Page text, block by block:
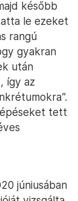
később
le ezeket
rangú
gyakran
után
így az
tett
júniusában